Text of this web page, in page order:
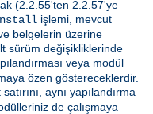
(2.2.55'ten 2.2.57'ye
işlemi, mevcut
belgelerin üzerine
sürüm değişikliklerinde
veya modül
özen göstereceklerdir.
aynı yapılandırma
de çalışmaya